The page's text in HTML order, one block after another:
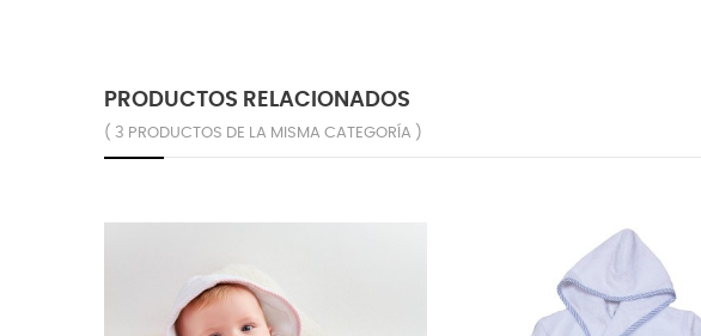
PRODUCTOS RELACIONADOS
( 3 PRODUCTOS DE LA MISMA CATEGORÍA )